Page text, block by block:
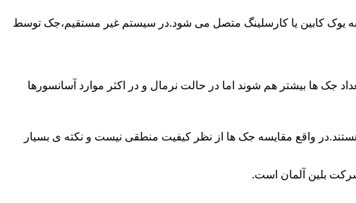
یوک کابین یا کارسلینگ متصل می شود.در سیستم غیر مستقیم،جک توسط
جک ها بیشتر هم شوند اما در حالت نرمال و در اکثر موارد آسانسورها
واقع مقایسه جک ها از نظر کیفیت منطقی نیست و نکته ی بسیار
بلین آلمان است.